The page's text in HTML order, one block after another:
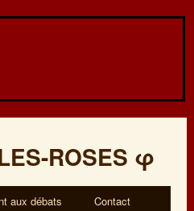
ROSES φ
aux débats Contact